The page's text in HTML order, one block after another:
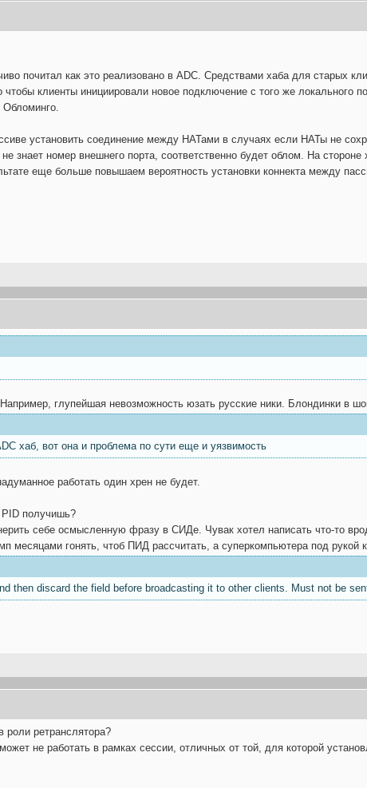
почитал как это реализовано в ADC. Средствами хаба для старых
клиенты инициировали новое подключение с того же локального
Обломинго.
установить соединение между НАТами в случаях если НАТы не
знает номер внешнего порта, соответственно будет облом. На
еще больше повышаем вероятность установки коннекта между
глупейшая невозможность юзать русские ники. Блондинки в
хаб, вот она и проблема по сути еще и уязвимость
работать один хрен не будет.
PID получишь?
себе осмысленную фразу в СИДе. Чувак хотел написать что-то
месяцами гонять, чтоб ПИД рассчитать, а суперкомпьютера под рукой
then discard the field before broadcasting it to other clients. Must not be
роли ретранслятора?
не работать в рамках сессии, отличных от той, для которой